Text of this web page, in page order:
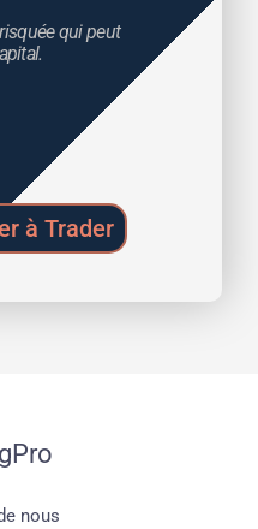
qui peut
à Trader
nous